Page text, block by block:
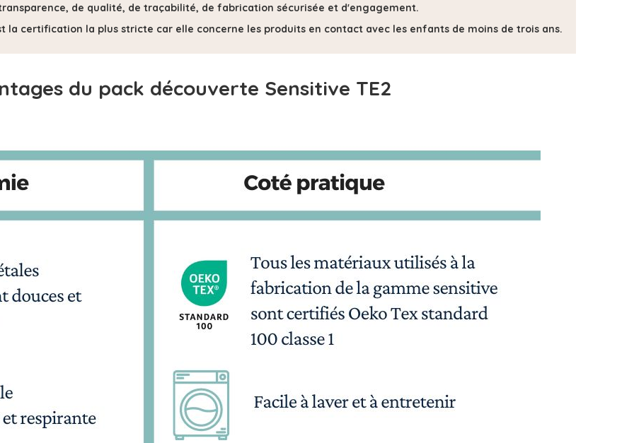
de qualité, de traçabilité, de fabrication sécurisée et d'engagement.
la certification la plus stricte car elle concerne les produits en contact avec les enfants de moins de trois ans.
du pack découverte Sensitive TE2